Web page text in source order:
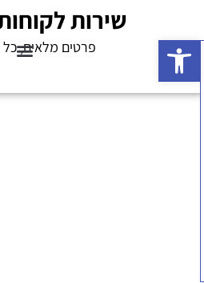
פתח סרגל נגישות
שירות
פרטים מלאים, כל